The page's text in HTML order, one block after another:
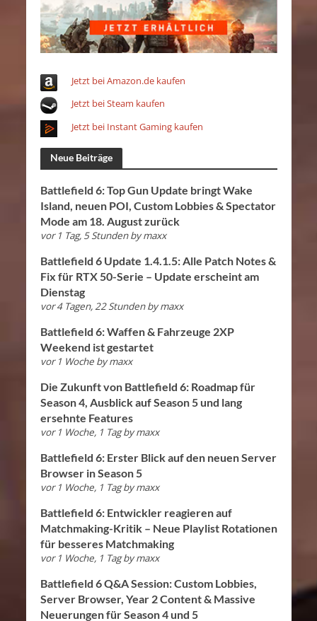
Jetzt bei Amazon.de kaufen
Jetzt bei Steam kaufen
Jetzt bei Instant Gaming kaufen
Neue Beiträge
Battlefield 6: Top Gun Update bringt Wake
Island, neuen POI, Custom Lobbies & Spectator
Mode am 18. August zurück
vor 1 Tag, 5 Stunden bymaxx
Battlefield 6 Update 1.4.1.5: Alle Patch Notes &
Fix für RTX 50-Serie – Update erscheint am
Dienstag
vor 4 Tagen, 22 Stunden bymaxx
Battlefield 6: Waffen & Fahrzeuge 2XP
Weekend ist gestartet
vor 1 Woche bymaxx
Die Zukunft von Battlefield 6: Roadmap für
Season 4, Ausblick auf Season 5 und lang
ersehnte Features
vor 1 Woche, 1 Tag bymaxx
Battlefield 6: Erster Blick auf den neuen Server
Browser in Season 5
vor 1 Woche, 1 Tag bymaxx
Battlefield 6: Entwickler reagieren auf
Matchmaking-Kritik – Neue Playlist Rotationen
für besseres Matchmaking
vor 1 Woche, 1 Tag bymaxx
Battlefield 6 Q&A Session: Custom Lobbies,
Server Browser, Year 2 Content & Massive
Neuerungen für Season 4 und 5